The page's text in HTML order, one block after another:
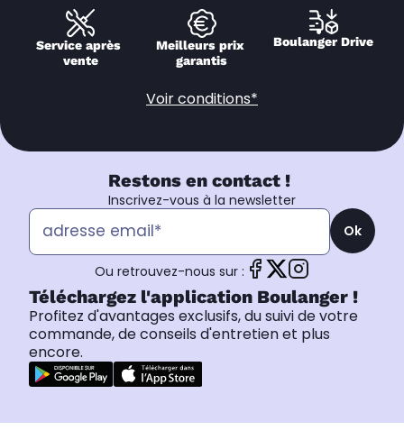
Service après
vente
Meilleurs prix
garantis
Boulanger Drive
Voir conditions*
Restons en contact !
Inscrivez-vous à la newsletter
Ok
Ou retrouvez-nous sur :
Téléchargez l'application Boulanger !
Profitez d'avantages exclusifs, du suivi de votre
commande, de conseils d'entretien et plus
encore.